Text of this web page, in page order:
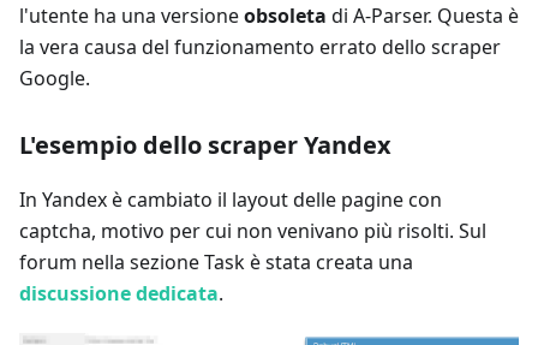
l'utente ha una versioneobsoleta di A-Parser. Questa è
la vera causa del funzionamento errato dello scraper
Google.
L'esempio dello scraper Yandex
In Yandex è cambiato il layout delle pagine con
captcha, motivo per cui non venivano più risolti. Sul
forum nella sezione Task è stata creata una
discussione dedicata.